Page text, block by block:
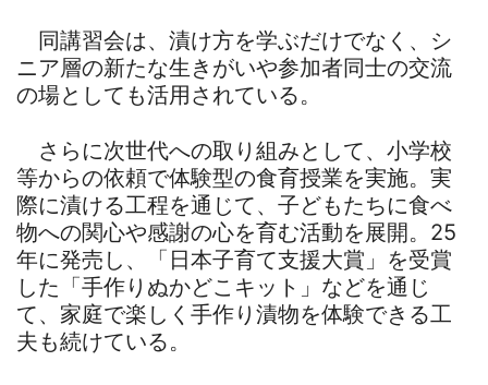
同講習会は、漬け方を学ぶだけでなく、シ
ニア層の新たな生きがいや参加者同士の交流
の場としても活用されている。
さらに次世代への取り組みとして、小学校
等からの依頼で体験型の食育授業を実施。実
際に漬ける工程を通じて、子どもたちに食べ
物への関心や感謝の心を育む活動を展開。25
年に発売し、「日本子育て支援大賞」を受賞
した「手作りぬかどこキット」などを通じ
て、家庭で楽しく手作り漬物を体験できる工
夫も続けている。